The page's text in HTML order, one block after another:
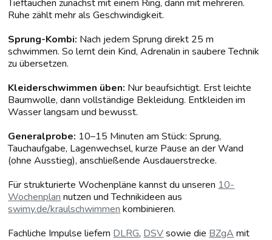
Tieftauchen zunächst mit einem Ring, dann mit mehreren.
Ruhe zählt mehr als Geschwindigkeit.
Sprung-Kombi: Nach jedem Sprung direkt 25 m
schwimmen. So lernt dein Kind, Adrenalin in saubere Technik
zu übersetzen.
Kleiderschwimmen üben: Nur beaufsichtigt. Erst leichte
Baumwolle, dann vollständige Bekleidung. Entkleiden im
Wasser langsam und bewusst.
Generalprobe: 10–15 Minuten am Stück: Sprung,
Tauchaufgabe, Lagenwechsel, kurze Pause an der Wand
(ohne Ausstieg), anschließende Ausdauerstrecke.
Für strukturierte Wochenpläne kannst du unseren 10-
Wochenplan nutzen und Technikideen aus
swimy.de/kraulschwimmen kombinieren.
Fachliche Impulse liefern DLRG, DSVsowie die BZgA mit